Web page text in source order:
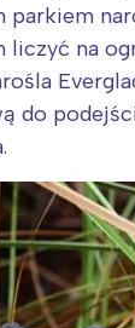
parkiem
liczyć na
do